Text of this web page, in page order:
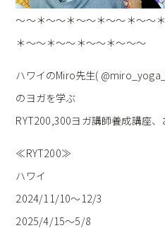
～～＊～～＊～～＊～～＊～～
＊～～＊～～＊～～＊～～～
ハワイのMiro先生(
のヨガを学ぶ
RYT200,300ヨガ講師養成講座、
≪RYT200≫
ハワイ
2024/11/10～12/3
2025/4/15〜5/8